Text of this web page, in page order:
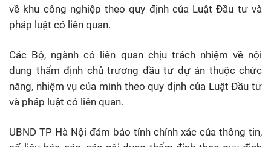
về khu công nghiệp theo quy định của Luật Đầu tư và
pháp luật có liên quan.
Các Bộ, ngành có liên quan chịu trách nhiệm về nội
dung thẩm định chủ trương đầu tư dự án thuộc chức
năng, nhiệm vụ của mình theo quy định của Luật Đầu tư
và pháp luật có liên quan.
UBND TP Hà Nội đảm bảo tính chính xác của thông tin,